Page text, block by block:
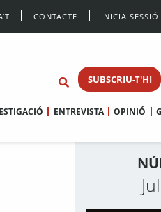
CONTACTE INICIA SESSIÓ
SUBSCRIU-T'HI
ENTREVISTA OPINIÓ